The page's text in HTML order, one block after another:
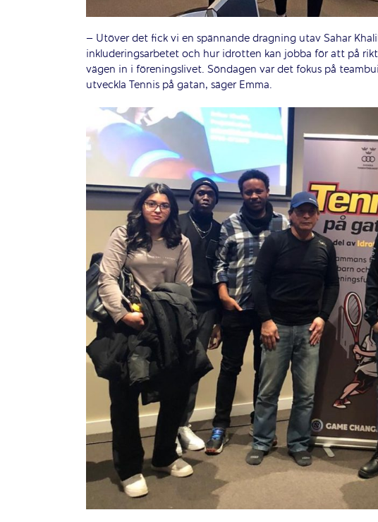
– Utöver det fick vi en spännande dragning utav Sahar
inkluderingsarbetet och hur idrotten kan jobba för att på
vägen in i föreningslivet. Söndagen var det fokus på
utveckla Tennis på gatan, säger Emma.